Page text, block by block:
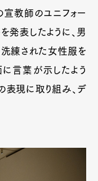
宣教師のユニフォー
発表したように、男
洗練された女性服を
言葉が示したよう
表現に取り組み、デ